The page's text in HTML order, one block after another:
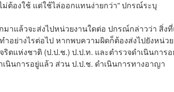
ต้องใช้ แต่ใช้ไล่ออกแทนง่ายกว่า” ปกรณ์ระบุ
าแล้วจะส่งไปหน่วยงานใดต่อ ปกรณ์กล่าวว่า สิ่งที่
อย่างไรต่อไป หากพบความผิดก็ต้องส่งไปยังหน่ว
แห่งชาติ (ป.ป.ช.) ป.ป.ท. และตำรวจดำเนินการ
นินการอยู่แล้ว ส่วน ป.ป.ช. ดำเนินการทางอาญา